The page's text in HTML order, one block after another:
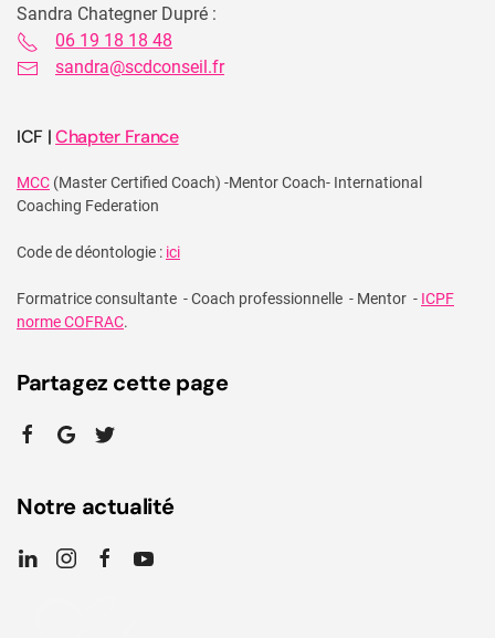
Sandra Chategner Dupré :
06 19 18 18 48
sandra@scdconseil.fr
ICF |Chapter France
MCC (Master Certified Coach) -Mentor Coach- International
Coaching Federation
Code de déontologie : ici
Formatrice consultante - Coach professionnelle - Mentor - ICPF
norme COFRAC.
Partagez cette page
Notre actualité